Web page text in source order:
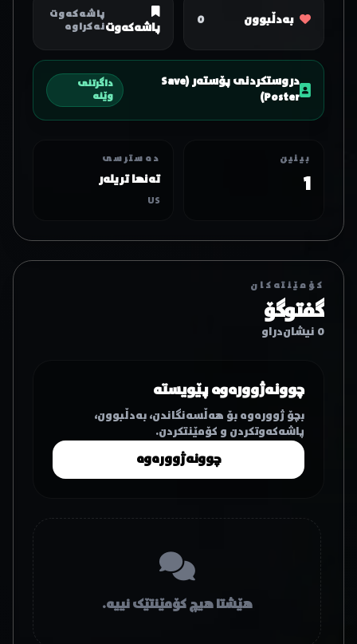
بەدڵبوون 0 پاشەکەوت
پاشەکەوت
نەکراوە
دروستکردنی پۆستەر (Save
Poster)
داگرتنی
وێنە
بینین
1
دەسترسی
تەنها تریلەر
US
کۆمێنتەکان
گفتوگۆ
0 نیشان‌دراو
چوونەژوورەوە پێویستە
بچۆ ژوورەوە بۆ هەڵسەنگاندن، بەدڵبوون،
پاشەکەوتکردن و کۆمێنتکردن.
چوونەژوورەوە
هێشتا هیچ کۆمێنتێک نییە.